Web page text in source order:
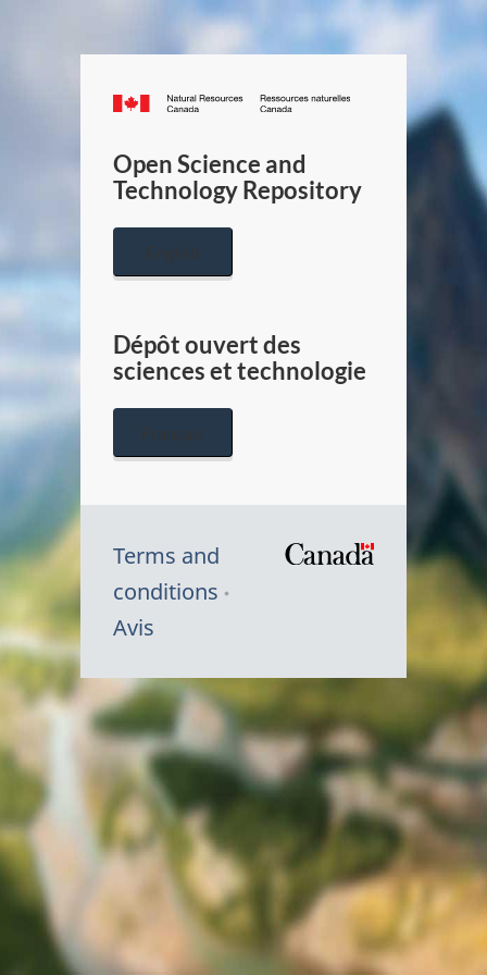
Canada.ca
/
Canada
Open Science and
Technology Repository
English
Dépôt ouvert des
sciences et technologie
Terms and
conditions
Avis
Canada